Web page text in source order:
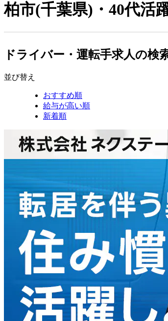
柏市(千葉県)・40代活
ドライバー・運転手求人の検
並び替え
おすすめ順
給与が高い順
新着順